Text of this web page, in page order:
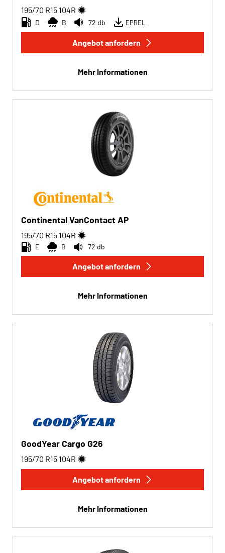
195/70 R15 104R
D B 72 db EPREL
Angebot anfordern
Mehr Informationen
Continental VanContact AP
195/70 R15 104R
E B 72 db
Angebot anfordern
Mehr Informationen
GoodYear Cargo G26
195/70 R15 104R
Angebot anfordern
Mehr Informationen